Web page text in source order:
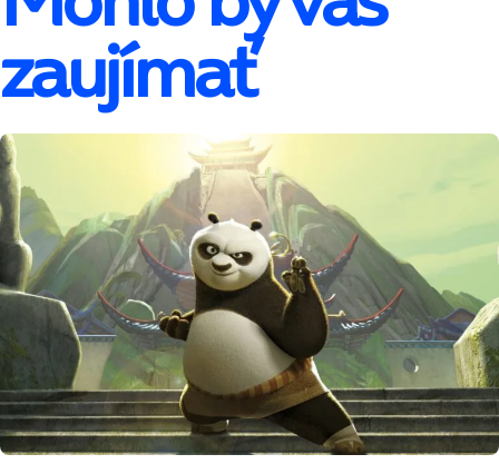
zaujímať